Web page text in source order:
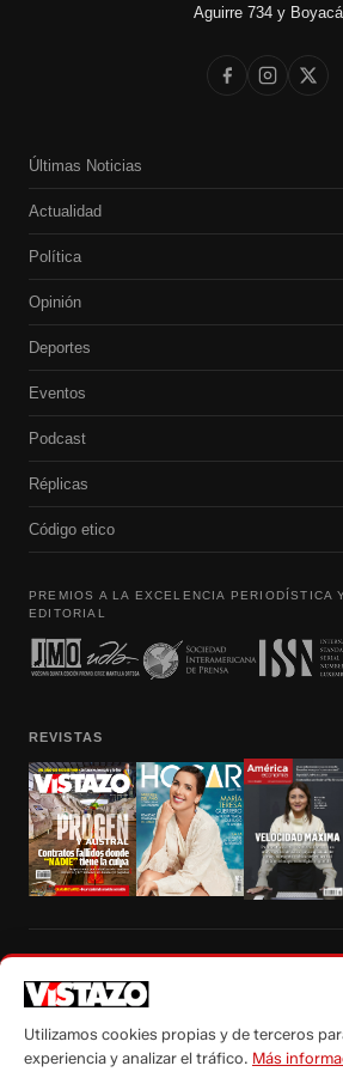
Aguirre 734 y Boyacá
Últimas Noticias
Actualidad
Política
Opinión
Deportes
Eventos
Podcast
Réplicas
Código etico
PREMIOS A LA EXCELENCIA PERIODÍSTICA
EDITORIAL
REVISTAS
autorización escrita de su titular, de todos los
Utilizamos cookies propias y de terceros
experiencia y analizar el tráfico. Más